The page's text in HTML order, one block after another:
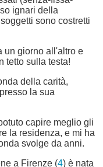
ignari della
sono costretti
un giorno all'altro e
tetto sulla testa!
della carità,
la sua
capire meglio gli
la residenza, e mi ha
svolge da anni.
a Firenze (4) è nata